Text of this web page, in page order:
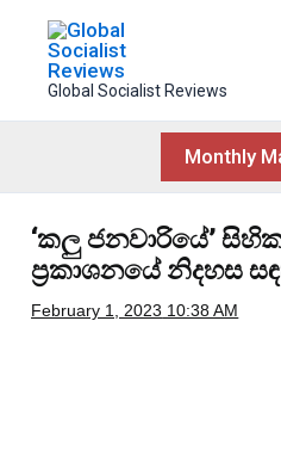
contentGlobal Socialist Reviews
Monthly
‘කලු ජනවාරියේ’
ප්‍රකාශනයේ නිදහස
February 1, 2023 10:38 AM